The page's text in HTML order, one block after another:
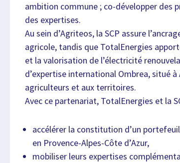
ambition commune ; co-développer des
des expertises.
Au sein d’Agriteos, la SCP assure
agricole, tandis que TotalEnergies
et la valorisation de l’électricité
d’expertise international Ombrea, situé
agriculteurs et aux territoires.
Avec ce partenariat, TotalEnergies et la
accélérer la constitution d’un
en Provence-Alpes-Côte d’Azur,
mobiliser leurs expertises